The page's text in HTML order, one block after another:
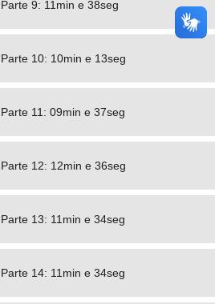
Parte 9: 11min e 38seg
Parte 10: 10min e 13seg
Parte 11: 09min e 37seg
Parte 12: 12min e 36seg
Parte 13: 11min e 34seg
Parte 14: 11min e 34seg